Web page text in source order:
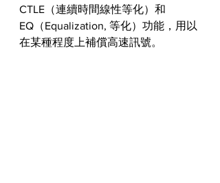
CTLE（連續時間線性等化）和
EQ（Equalization, 等化）功能，用以
在某種程度上補償高速訊號。